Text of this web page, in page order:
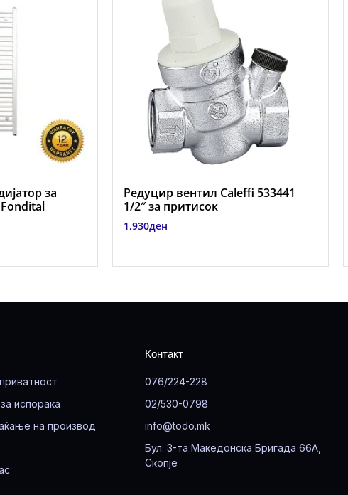
за
Редуцир вентил Caleffi 533441
1/2″ за притисок
1,930ден
испорака
на производ
Контакт
076/224-228
02/530-0798
info@todo.mk
Бул. 3-та Македонска Бригада 66А,
Скопје